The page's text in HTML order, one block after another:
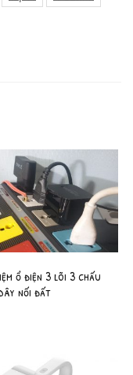
ổ điện 3 lõi 3 chấu
nối đất